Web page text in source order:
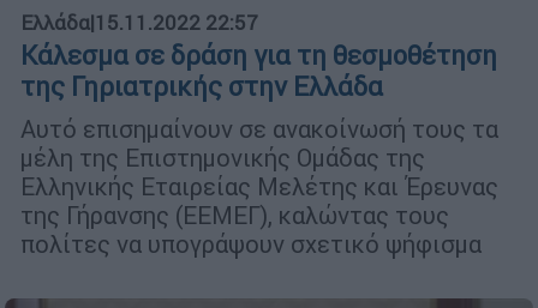
Ελλάδα|15.11.2022 22:57
Κάλεσμα σε δράση για τη θεσμοθέτηση
της Γηριατρικής στην Ελλάδα
Αυτό επισημαίνουν σε ανακοίνωσή τους τα
μέλη της Επιστημονικής Ομάδας της
Ελληνικής Εταιρείας Μελέτης και Έρευνας
της Γήρανσης (ΕΕΜΕΓ), καλώντας τους
πολίτες να υπογράψουν σχετικό ψήφισμα